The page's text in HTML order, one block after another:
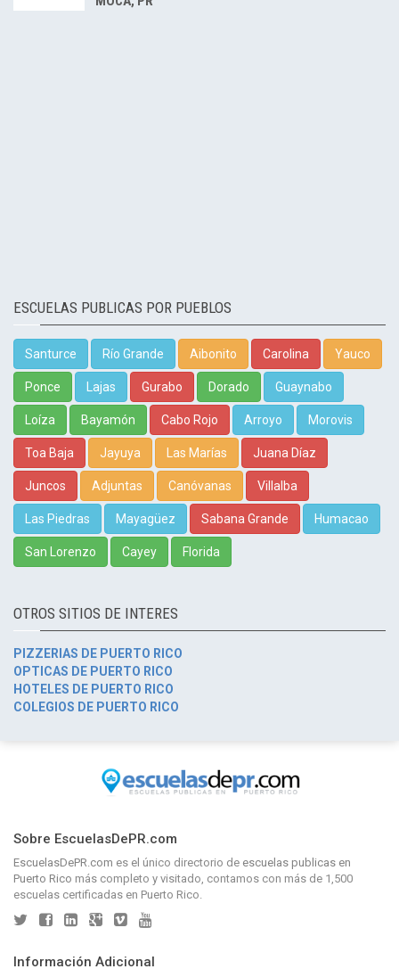
ESCUELAS PUBLICAS POR PUEBLOS
Santurce Río Grande Aibonito Carolina Yauco
Ponce Lajas Gurabo Dorado Guaynabo
Loíza Bayamón Cabo Rojo Arroyo Morovis
Toa Baja Jayuya Las Marías Juana Díaz
Juncos Adjuntas Canóvanas Villalba
Las Piedras Mayagüez Sabana Grande Humacao
San Lorenzo Cayey Florida
OTROS SITIOS DE INTERES
PIZZERIAS DE PUERTO RICO
OPTICAS DE PUERTO RICO
HOTELES DE PUERTO RICO
COLEGIOS DE PUERTO RICO
Sobre EscuelasDePR.com
EscuelasDePR.com es el único directorio de escuelas publicas en
Puerto Rico más completo y visitado, contamos con más de 1,500
escuelas certificadas en Puerto Rico.
Información Adicional